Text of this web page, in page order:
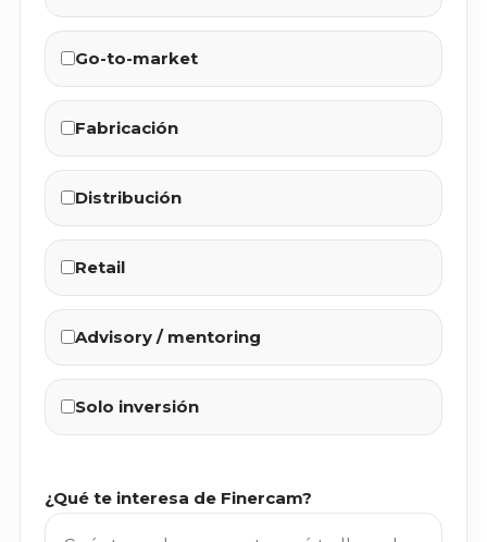
Go-to-market
Fabricación
Distribución
Retail
Advisory / mentoring
Solo inversión
¿Qué te interesa de Finercam?